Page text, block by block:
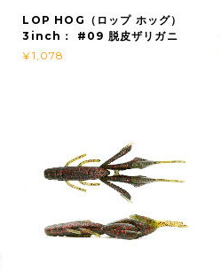
LOP HOG（ロップ ホッグ）
3inch： #09 脱皮ザリガニ
¥1,078